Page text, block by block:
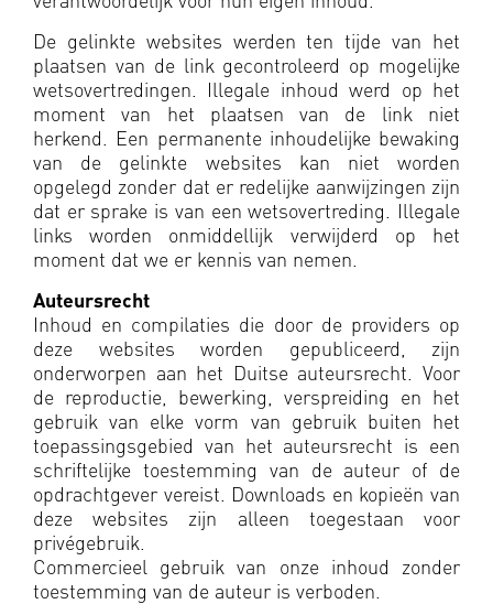
De gelinkte websites werden ten tijde van het
plaatsen van de link gecontroleerd op mogelijke
wetsovertredingen. Illegale inhoud werd op het
moment van het plaatsen van de link niet
herkend. Een permanente inhoudelijke bewaking
van de gelinkte websites kan niet worden
opgelegd zonder dat er redelijke aanwijzingen zijn
dat er sprake is van een wetsovertreding. Illegale
links worden onmiddellijk verwijderd op het
moment dat we er kennis van nemen.
Auteursrecht
Inhoud en compilaties die door de providers op
deze websites worden gepubliceerd, zijn
onderworpen aan het Duitse auteursrecht. Voor
de reproductie, bewerking, verspreiding en het
gebruik van elke vorm van gebruik buiten het
toepassingsgebied van het auteursrecht is een
schriftelijke toestemming van de auteur of de
opdrachtgever vereist. Downloads en kopieën van
deze websites zijn alleen toegestaan voor
privégebruik.
Commercieel gebruik van onze inhoud zonder
toestemming van de auteur is verboden.